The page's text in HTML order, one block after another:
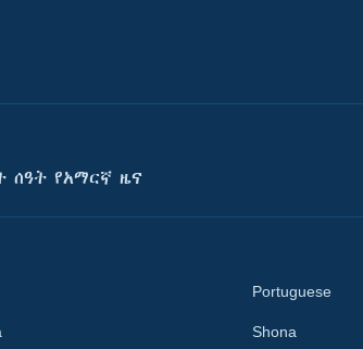
ሰዓት የአማርኛ ዜና
Portuguese
Shona